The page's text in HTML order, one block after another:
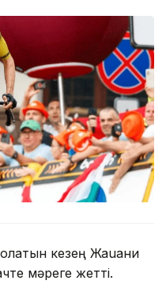
кезең Жаuани
мәреге жетті.